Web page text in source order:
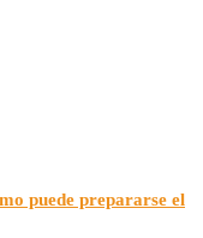
puede prepararse el